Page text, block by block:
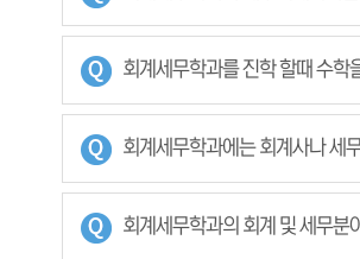
회계세무학과를 진학 할때 수학
회계세무학과에는 회계사나 세
회계세무학과의 회계 및 세무분